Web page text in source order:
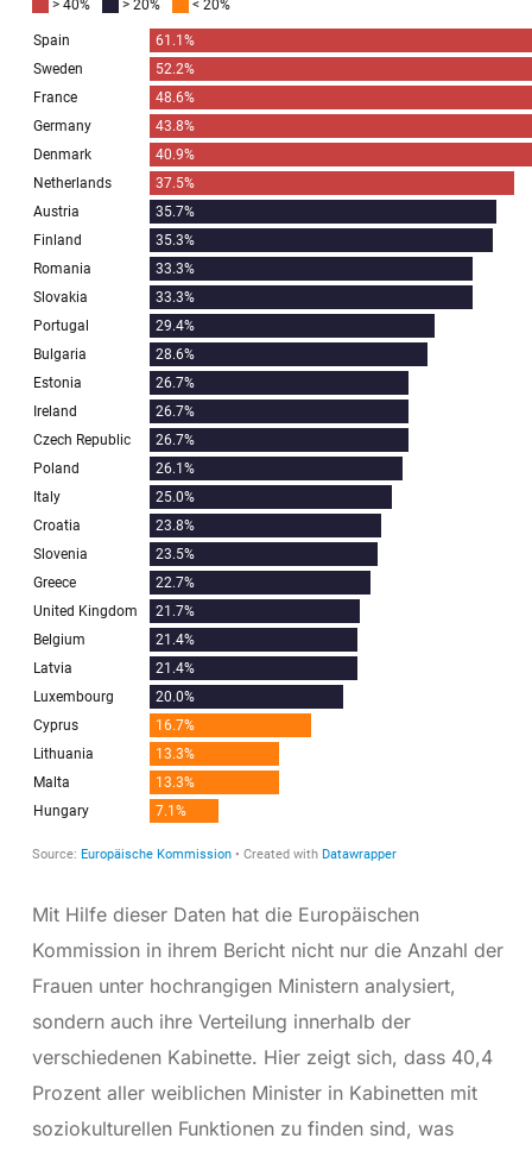
Mit Hilfe dieser Daten hat die Europäischen
Kommission in ihrem Bericht nicht nur die Anzahl der
Frauen unter hochrangigen Ministern analysiert,
sondern auch ihre Verteilung innerhalb der
verschiedenen Kabinette. Hier zeigt sich, dass 40,4
Prozent aller weiblichen Minister in Kabinetten mit
soziokulturellen Funktionen zu finden sind, was